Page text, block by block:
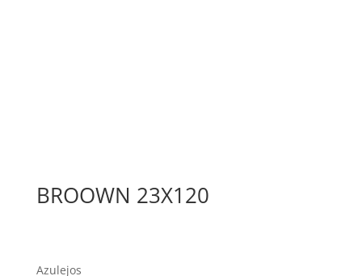
BROOWN 23X120
Azulejos